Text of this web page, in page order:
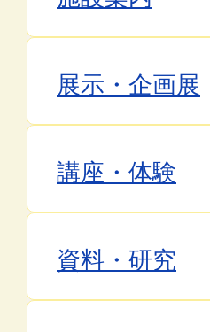
展示・企画展
講座・体験
資料・研究